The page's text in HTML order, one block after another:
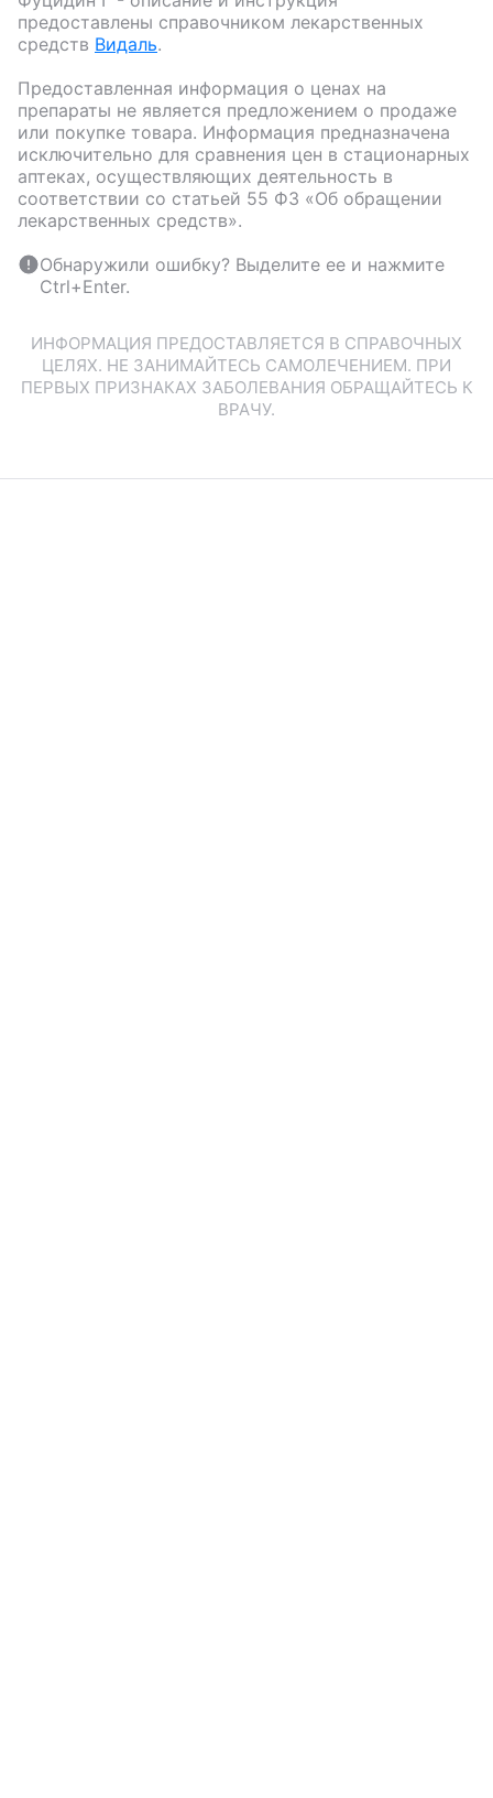
предоставлены справочником лекарственных
средств Видаль.
Предоставленная информация о ценах на
препараты не является предложением о продаже
или покупке товара. Информация предназначена
исключительно для сравнения цен в стационарных
аптеках, осуществляющих деятельность в
соответствии со статьей 55 ФЗ «Об обращении
лекарственных средств».
Обнаружили ошибку? Выделите ее и нажмите
Ctrl+Enter.
ИНФОРМАЦИЯ ПРЕДОСТАВЛЯЕТСЯ В СПРАВОЧНЫХ
ЦЕЛЯХ. НЕ ЗАНИМАЙТЕСЬ САМОЛЕЧЕНИЕМ. ПРИ
ПЕРВЫХ ПРИЗНАКАХ ЗАБОЛЕВАНИЯ ОБРАЩАЙТЕСЬ К
ВРАЧУ.